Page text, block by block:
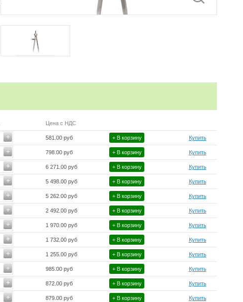
Цена с НДС
+ 581.00 руб + В корзину Купить
+ 798.00 руб + В корзину Купить
+ 6 271.00 руб + В корзину Купить
+ 5 498.00 руб + В корзину Купить
+ 5 262.00 руб + В корзину Купить
+ 2 492.00 руб + В корзину Купить
+ 1 970.00 руб + В корзину Купить
+ 1 732.00 руб + В корзину Купить
+ 1 255.00 руб + В корзину Купить
+ 985.00 руб + В корзину Купить
+ 872.00 руб + В корзину Купить
+ 879.00 руб + В корзину Купить